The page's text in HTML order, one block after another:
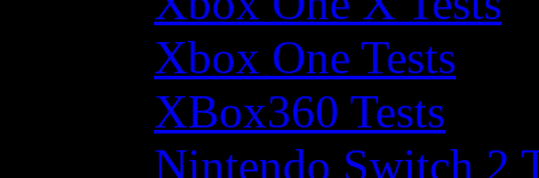
Xbox One Tests
XBox360 Tests
Nintendo Switch 2